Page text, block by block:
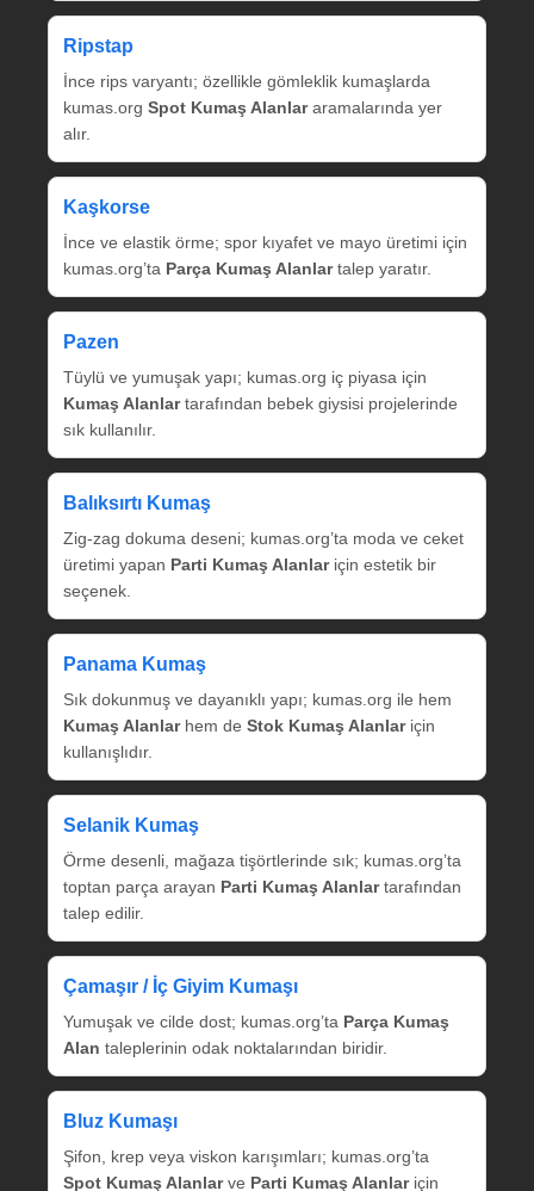
Ripstap
İnce rips varyantı; özellikle gömleklik kumaşlarda
kumas.org Spot Kumaş Alanlararamalarında yer
alır.
Kaşkorse
İnce ve elastik örme; spor kıyafet ve mayo üretimi için
kumas.org’ta Parça Kumaş Alanlartalep yaratır.
Pazen
Tüylü ve yumuşak yapı; kumas.org iç piyasa için
Kumaş Alanlartarafından bebek giysisi projelerinde
sık kullanılır.
Balıksırtı Kumaş
Zig‑zag dokuma deseni; kumas.org’ta moda ve ceket
üretimi yapan Parti Kumaş Alanlariçin estetik bir
seçenek.
Panama Kumaş
Sık dokunmuş ve dayanıklı yapı; kumas.org ile hem
Kumaş Alanlarhem de Stok Kumaş Alanlariçin
kullanışlıdır.
Selanik Kumaş
Örme desenli, mağaza tişörtlerinde sık; kumas.org’ta
toptan parça arayan Parti Kumaş Alanlartarafından
talep edilir.
Çamaşır / İç Giyim Kumaşı
Yumuşak ve cilde dost; kumas.org’ta Parça Kumaş
Alan taleplerinin odak noktalarından biridir.
Bluz Kumaşı
Şifon, krep veya viskon karışımları; kumas.org’ta
Spot Kumaş Alanlarve Parti Kumaş Alanlariçin